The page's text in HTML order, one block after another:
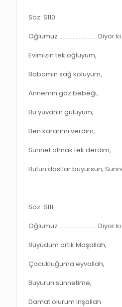
Söz: S110
Oğlumuz ……………………. Diyor ki
Evimizin tek oğluyum,
Babamın sağ koluyum,
Annemin göz bebeği,
Bu yuvanın gülüyüm,
Ben kararımı verdim,
Sünnet olmak tek derdim,
Bütün dostlar buyursun,
Söz: S111
Oğlumuz ……………………. Diyor ki
Büyüdüm artık Maşallah,
Çocukluğuma eyvallah,
Buyurun sünnetime,
Damat olurum inşallah.